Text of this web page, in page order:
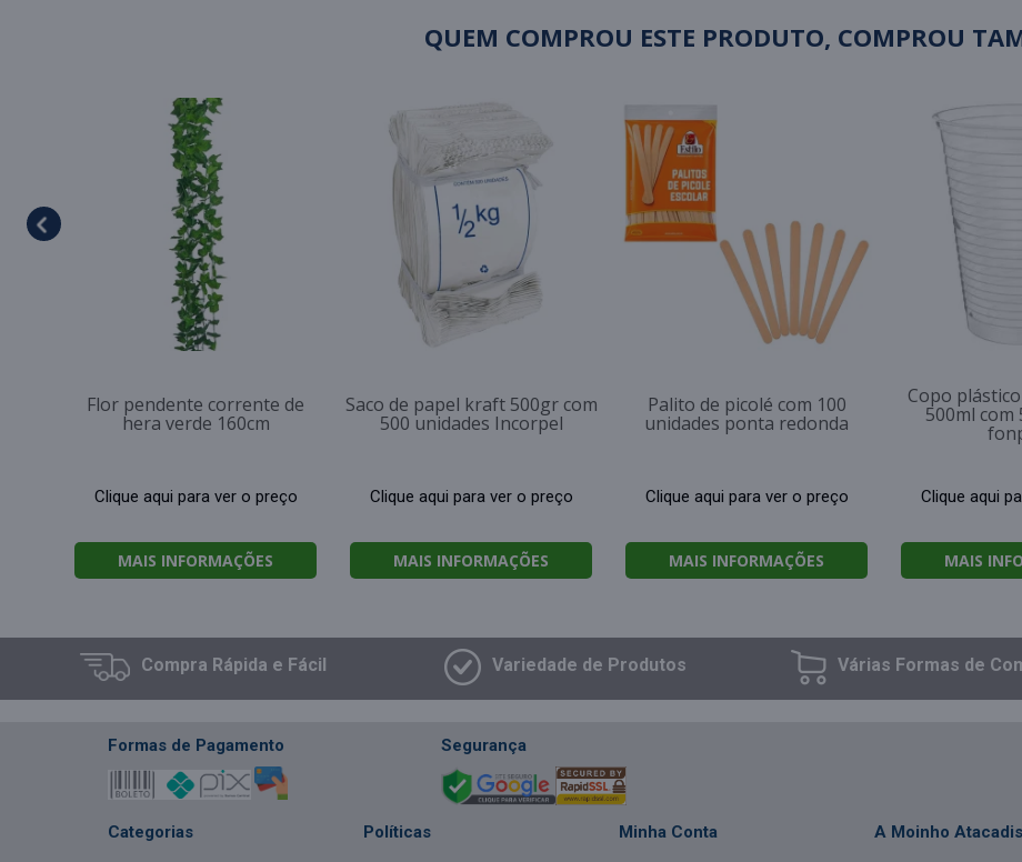
QUEM COMPROU ESTE PRODUTO, COMPROU
Flor pendente corrente de
hera verde 160cm
Clique aqui para ver o preço
MAIS INFORMAÇÕES
Saco de papel kraft 500gr com
500 unidades Incorpel
Clique aqui para ver o preço
MAIS INFORMAÇÕES
Palito de picolé com 100
unidades ponta redonda
Clique aqui para ver o preço
MAIS INFORMAÇÕES
Copo
500ml com
Clique aqui
MAIS
Compra Rápida e Fácil Variedade de Produtos Várias Formas de
Formas de Pagamento Segurança
Categorias Políticas Minha Conta A Moinho